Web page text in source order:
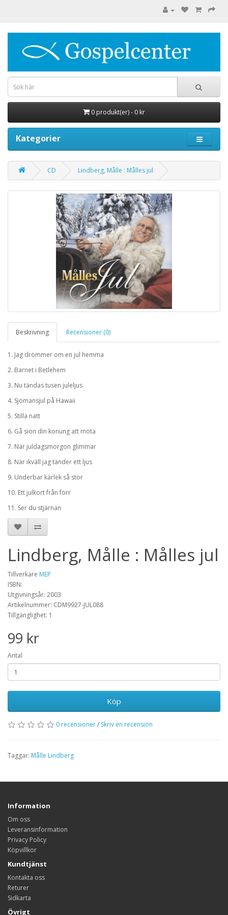
0 produkt(er) - 0 kr
Kategorier
CD Lindberg, Målle : Målles jul
Beskrivning Recensioner (0)
1. Jag drömmer om en jul hemma
2. Barnet i Betlehem
3. Nu tändas tusen juleljus
4. Sjömansjul på Hawaii
5. Stilla natt
6. Gå sion din konung att möta
7. När juldagsmorgon glimmar
8. När ikväll jag tänder ett ljus
9. Underbar kärlek så stor
10. Ett julkort från förr
11. Ser du stjärnan
Lindberg, Målle : Målles jul
Tillverkare MEP
ISBN:
Utgivningsår: 2003
Artikelnummer: CDM9927-JUL088
Tillgänglighet: 1
99 kr
Antal
Köp
0 recensioner/ Skriv en recension
Taggar: Målle Lindberg
Information
Om oss
Leveransinformation
Privacy Policy
Köpvillkor
Kundtjänst
Kontakta oss
Returer
Sidkarta
Övrigt